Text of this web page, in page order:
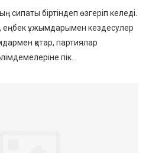
сипаты біртіндеп өзгеріп келеді.
еңбек ұжымдарымен кездесулер
қатар, партиялар
пік...